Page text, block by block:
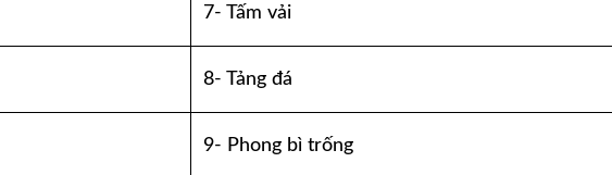
7- Tấm vải
8- Tảng đá
9- Phong bì trống